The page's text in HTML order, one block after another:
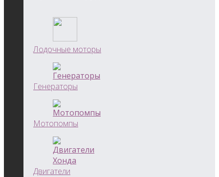
Лодочные моторы
Генераторы
Мотопомпы
Двигатели